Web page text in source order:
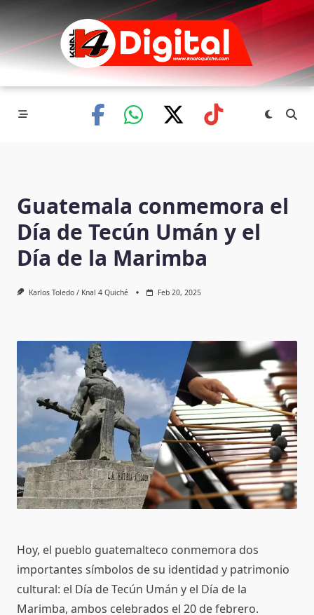
Skip
content
Guatemala conmemora el
Día de Tecún Umán y el
Día de la Marimba
Karlos Toledo / Knal 4 Quiché Feb 20, 2025
Hoy, el pueblo guatemalteco conmemora dos
importantes símbolos de su identidad y patrimonio
cultural: el Día de Tecún Umán y el Día de la
Marimba, ambos celebrados el 20 de febrero.